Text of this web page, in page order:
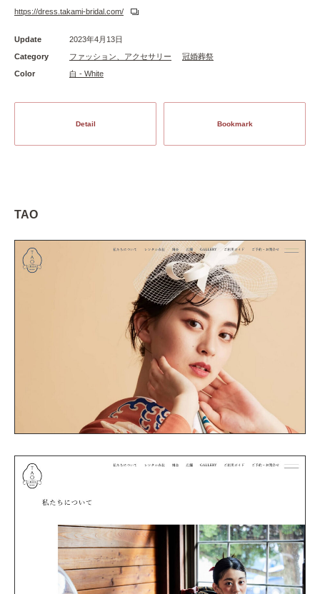
https://dress.takami-bridal.com/
Update
2023年4月13日
Category
ファッション、アクセサリー
冠婚葬祭
Color
白 - White
Detail Bookmark
TAO